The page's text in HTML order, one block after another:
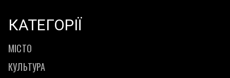
КАТЕГОРІЇ
МІСТО
КУЛЬТУРА